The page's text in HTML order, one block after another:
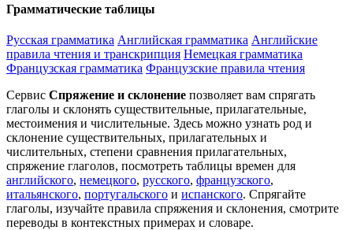
Грамматические таблицы
Русская грамматика Английская грамматика Английские
правила чтения и транскрипция Немецкая грамматика
Французская грамматика Французские правила чтения
Сервис Спряжение и склонение позволяет вам спрягать
глаголы и склонять существительные, прилагательные,
местоимения и числительные. Здесь можно узнать род и
склонение существительных, прилагательных и
числительных, степени сравнения прилагательных,
спряжение глаголов, посмотреть таблицы времен для
английского, немецкого, русского, французского,
итальянского, португальского и испанского. Спрягайте
глаголы, изучайте правила спряжения и склонения, смотрите
переводы в контекстных примерах и словаре.